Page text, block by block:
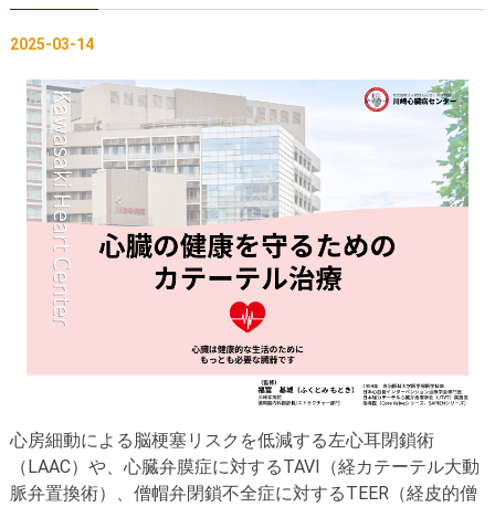
トピックス一覧
プライバシーポリシー
当サイトの利用について
2025-03-14
心房細動による脳梗塞リスクを低減する左心耳閉鎖術
（LAAC）や、心臓弁膜症に対するTAVI（経カテーテル大動
脈弁置換術）
僧帽弁閉鎖不全症に対するTEER（経皮的僧